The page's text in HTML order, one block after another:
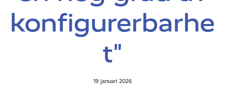
konfigurerbarhe
t"
19 januari 2026